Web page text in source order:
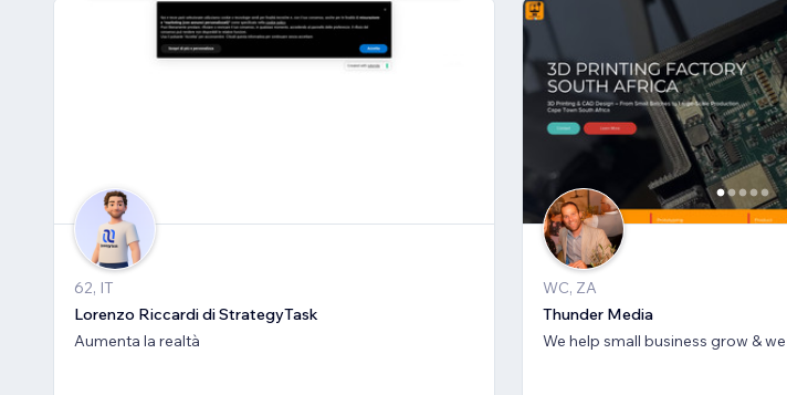
62, IT
Lorenzo Riccardi di StrategyTask
Aumenta la realtà
WC, ZA
Thunder Media
We help small business grow &